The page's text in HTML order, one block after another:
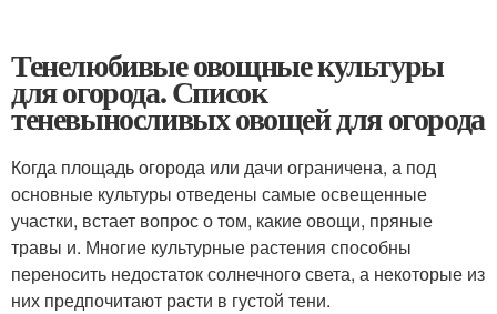
Тенелюбивые овощные культуры
для огорода. Список
теневыносливых овощей для огорода
Когда площадь огорода или дачи ограничена, а под
основные культуры отведены самые освещенные
участки, встает вопрос о том, какие овощи, пряные
травы и. Многие культурные растения способны
переносить недостаток солнечного света, а некоторые из
них предпочитают расти в густой тени.